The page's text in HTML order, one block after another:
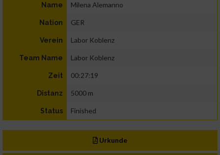
Name Milena Alemanno
Nation GER
Verein Labor Koblenz
Team Name Labor Koblenz
Zeit 00:27:19
Distanz 5000 m
Status Finished
Urkunde